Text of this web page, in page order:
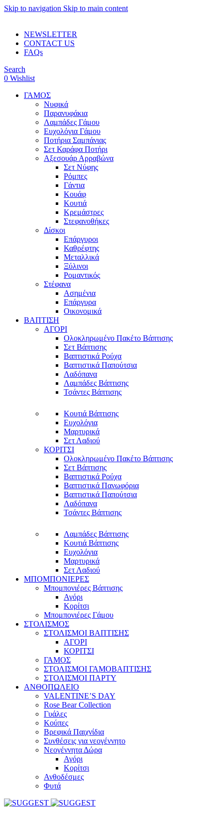
Skip to navigation Skip to main content
NEWSLETTER
CONTACT US
FAQs
Search
0 Wishlist
ΓΑΜΟΣ
Νυφικά
Παρανυφάκια
Λαμπάδες Γάμου
Ευχολόγια Γάμου
Ποτήρια Σαμπάνιας
Σετ Καράφα Ποτήρι
Αξεσουάρ Αρραβώνα
Σετ Νύφης
Ρόμπες
Γάντια
Κουάφ
Κουτιά
Κρεμάστρες
Στεφανοθήκες
Δίσκοι
Επάργυροι
Καθρέφτης
Μεταλλικά
Ξύλινοι
Ρομαντικός
Στέφανα
Ασημένια
Επάργυρα
Οικονομικά
ΒΑΠΤΙΣΗ
ΑΓΟΡΙ
Ολοκληρωμένο Πακέτο Βάπτισης
Σετ Βάπτισης
Βαπτιστικά Ρούχα
Βαπτιστικά Παπούτσια
Λαδόπανα
Λαμπάδες Βάπτισης
Τσάντες Βάπτισης
Κουτιά Βάπτισης
Ευχολόγια
Μαρτυρικά
Σετ Λαδιού
ΚΟΡΙΤΣΙ
Ολοκληρωμένο Πακέτο Βάπτισης
Σετ Βάπτισης
Βαπτιστικά Ρούχα
Βαπτιστικά Πανωφόρια
Βαπτιστικά Παπούτσια
Λαδόπανα
Τσάντες Βάπτισης
Λαμπάδες Βάπτισης
Κουτιά Βάπτισης
Ευχολόγια
Μαρτυρικά
Σετ Λαδιού
ΜΠΟΜΠΟΝΙΕΡΕΣ
Μπομπονιέρες Βάπτισης
Αγόρι
Κορίτσι
Μπομπονιέρες Γάμου
ΣΤΟΛΙΣΜΟΣ
ΣΤΟΛΙΣΜΟΙ ΒΑΠΤΙΣΗΣ
ΑΓΟΡΙ
ΚΟΡΙΤΣΙ
ΓΑΜΟΣ
ΣΤΟΛΙΣΜΟΙ ΓΑΜΟΒΑΠΤΙΣΗΣ
ΣΤΟΛΙΣΜΟΙ ΠΑΡΤΥ
ΑΝΘΟΠΩΛΕΙΟ
VALENTINE’S DAY
Rose Bear Collection
Γυάλες
Κούπες
Βρεφικά Παιχνίδια
Συνθέσεις για νεογέννητο
Νεογέννητα Δώρα
Αγόρι
Κορίτσι
Ανθοδέσμες
Φυτά